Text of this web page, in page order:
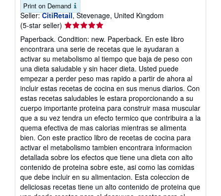
Print on Demand
Seller: CitiRetail, Stevenage, United Kingdom
(5-star seller) Seller
rating
5
out
of
5
stars
Paperback. Condition: new. Paperback. En este libro
encontrara una serie de recetas que le ayudaran a
activar su metabolismo al tiempo que baja de peso con
una dieta saludable y sin hacer dieta. Usted puede
empezar a perder peso mas rapido a partir de ahora al
incluir estas recetas de cocina en sus menus diarios. Con
estas recetas saludables le estara proporcionando a su
cuerpo importante proteina para construir masa muscular
que a su vez tendra un efecto termico que contribuira a la
quema efectiva de mas calorias mientras se alimenta
bien. Con este practico libro de recetas de cocina para
activar el metabolismo tambien encontrara informacion
detallada sobre los efectos que tiene una dieta con alto
contenido de proteina sobre este, asi como las comidas
que debe incluir en su alimentacion. Esta coleccion de
deliciosas recetas tiene un alto contenido de proteina que